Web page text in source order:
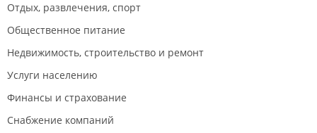
Отдых, развлечения, спорт
Общественное питание
Недвижимость, строительство и ремонт
Услуги населению
Финансы и страхование
Снабжение компаний